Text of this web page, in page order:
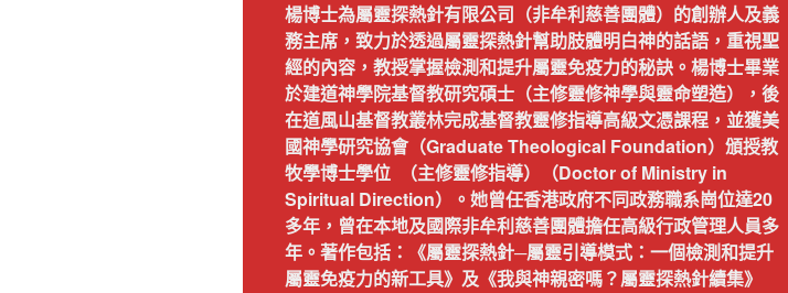
楊博士為屬靈探熱針有限公司（非牟利慈善團體）的創辦人及義
務主席，致力於透過屬靈探熱針幫助肢體明白神的話語，重視聖
經的內容，教授掌握檢測和提升屬靈免疫力的秘訣。楊博士畢業
於建道神學院基督教研究碩士（主修靈修神學與靈命塑造），後
在道風山基督教叢林完成基督教靈修指導高級文憑課程，並獲美
國神學研究協會（Graduate Theological Foundation）頒授教
牧學博士學位 （主修靈修指導）（Doctor of Ministry in
Spiritual Direction）。她曾任香港政府不同政務職系崗位達20
多年，曾在本地及國際非牟利慈善團體擔任高級行政管理人員多
年。著作包括：《屬靈探熱針─屬靈引導模式：一個檢測和提升
屬靈免疫力的新工具》及《我與神親密嗎？屬靈探熱針續集》